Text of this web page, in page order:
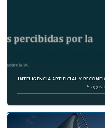
INTELIGENCIA ARTIFICIAL Y
5